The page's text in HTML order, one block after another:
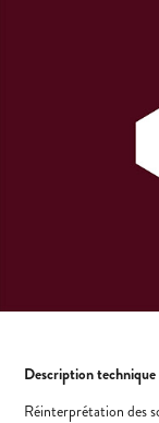
Description technique
Réinterprétation des